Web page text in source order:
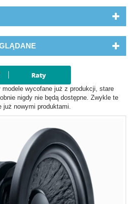
wycofane już z produkcji, stare
nigdy nie będą dostępne. Zwykle te
już nowymi produktami.